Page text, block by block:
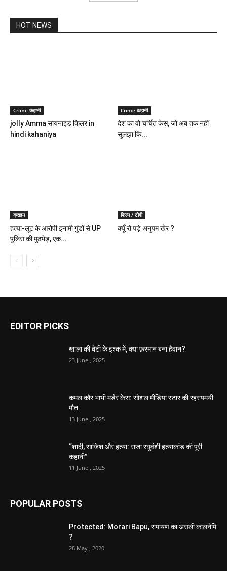
HOT NEWS
Crime कहानी
jolly Amma सायनाइड किलर in
hindi kahaniya
Crime कहानी
देश का वो चर्चित केस, जो अब तक नहीं
सुलझा कि...
क्राइम
हत्या-लूट के आरोपी इनामी गुंडों से UP
पुलिस की मुठभेड़, एक...
फिल्म / टीवी
क्यूँ रो पड़े अनुपम खेर ?
EDITOR PICKS
खाला की बेटी के इश्क में, क्या फ़रमान बना हैवान?
23 June , 2025
कमल कौर भाभी मर्डर केस: सोशल मीडिया स्टार की रहस्यमयी
मौत
13 June , 2025
“शादी, साजिश और हत्या: राजा रघुवंशी हत्याकांड की पूरी
कहानी”
11 June , 2025
POPULAR POSTS
Protected: Morari Bapu, रामायण का असली कालनेमि
?
28 May , 2020